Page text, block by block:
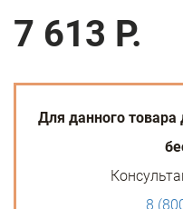
7 613 Р.
Для данного товара
8